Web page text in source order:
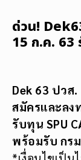
ด่วน!
15 ก.ค. 63
Dek 63 ปวส.
สมัครและลง
รับทุน SPU
พร้อมรับ กร